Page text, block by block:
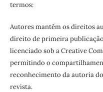
termos:
Autores mantêm os direitos
direito de primeira
licenciado sob a Creative
permitindo o
reconhecimento da autoria
revista.